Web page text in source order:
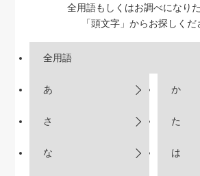
全用語もしくはお調べになり
「頭文字」からお探しくだ
全用語
あ か
さ た
な は